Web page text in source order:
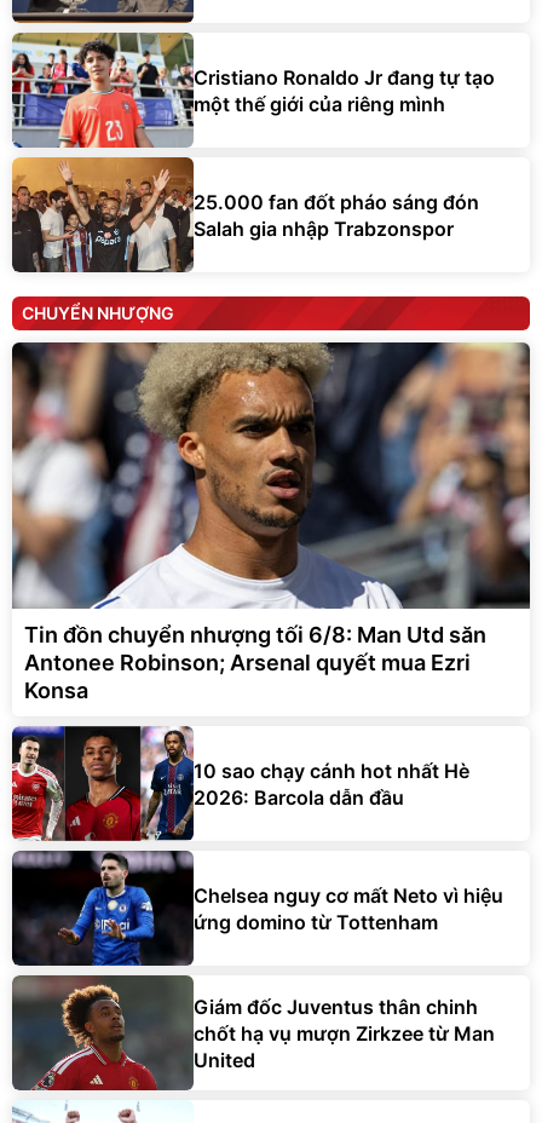
Cristiano Ronaldo Jr đang tự tạo
một thế giới của riêng mình
25.000 fan đốt pháo sáng đón
Salah gia nhập Trabzonspor
CHUYỂN NHƯỢNG
Tin đồn chuyển nhượng tối 6/8: Man Utd săn
Antonee Robinson; Arsenal quyết mua Ezri
Konsa
10 sao chạy cánh hot nhất Hè
2026: Barcola dẫn đầu
Chelsea nguy cơ mất Neto vì hiệu
ứng domino từ Tottenham
Giám đốc Juventus thân chinh
chốt hạ vụ mượn Zirkzee từ Man
United